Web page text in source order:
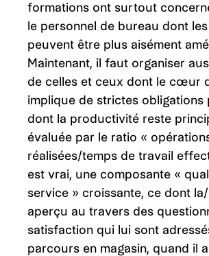
formations ont surtout
le personnel de bureau dont
peuvent être plus aisément
Maintenant, il faut organiser
de celles et ceux dont le cœur
implique de strictes obligations
dont la productivité reste
évaluée par le ratio «
réalisées/temps de travail
est vrai, une composante «
service » croissante, ce dont
aperçu au travers des
satisfaction qui lui sont
parcours en magasin, quand il